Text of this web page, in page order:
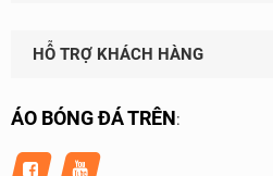
HỖ TRỢ KHÁCH HÀNG
ÁO BÓNG ĐÁ TRÊN: